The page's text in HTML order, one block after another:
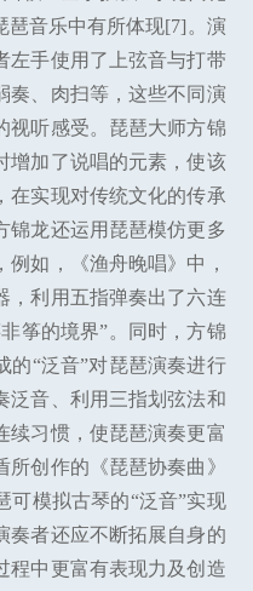
琶音乐中有所体现[7]。演
左手使用了上弦音与打带
奏、肉扫等，这些不同演
视听感受。琵琶大师方锦
增加了说唱的元素，使该
在实现对传统文化的传承
锦龙还运用琵琶模仿更多
如，《渔舟晚唱》中，
，利用五指弹奏出了六连
筝的境界”。同时，方锦
的“泛音”对琵琶演奏进行
泛音、利用三指划弦法和
续习惯，使琵琶演奏更富
创作的《琵琶协奏曲》
可模拟古琴的“泛音”实现
奏者还应不断拓展自身的
程中更富有表现力及创造